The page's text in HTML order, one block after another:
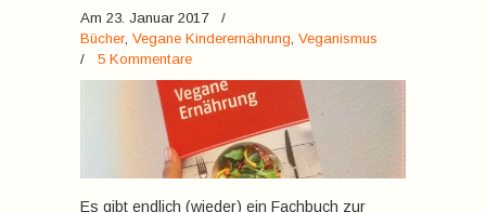
Am 23. Januar 2017
/
Bücher, Vegane Kinderernährung, Veganismus
/ 5 Kommentare
Es gibt endlich (wieder) ein Fachbuch zur